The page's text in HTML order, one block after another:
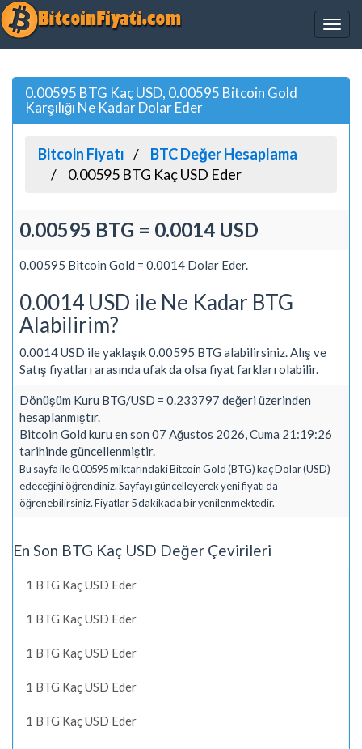
0.00595 BTG Kaç USD, 0.00595 Bitcoin Gold
Karşılığı Ne Kadar Dolar Eder
Bitcoin Fiyatı
BTC Değer Hesaplama
0.00595 BTG Kaç USD Eder
0.00595 BTG = 0.0014 USD
0.00595 Bitcoin Gold = 0.0014 Dolar Eder.
0.0014 USD ile Ne Kadar BTG
Alabilirim?
0.0014 USD ile yaklaşık 0.00595 BTG alabilirsiniz. Alış ve
Satış fiyatları arasında ufak da olsa fiyat farkları olabilir.
Dönüşüm Kuru BTG/USD = 0.233797 değeri üzerinden
hesaplanmıştır.
Bitcoin Gold kuru en son 07 Ağustos 2026, Cuma 21:19:26
tarihinde güncellenmiştir.
Bu sayfa ile 0.00595 miktarındaki Bitcoin Gold (BTG) kaç Dolar (USD)
edeceğini öğrendiniz. Sayfayı güncelleyerek yeni fiyatı da
öğrenebilirsiniz. Fiyatlar 5 dakikada bir yenilenmektedir.
En Son BTG Kaç USD Değer Çevirileri
1 BTG Kaç USD Eder
1 BTG Kaç USD Eder
1 BTG Kaç USD Eder
1 BTG Kaç USD Eder
1 BTG Kaç USD Eder